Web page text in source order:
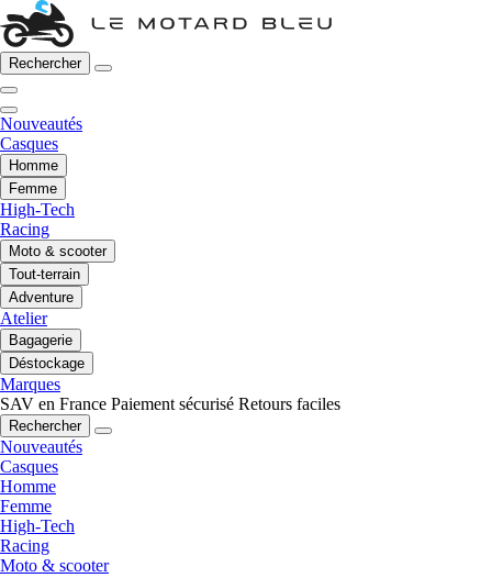
Rechercher
Nouveautés
Casques
Homme
Femme
High-Tech
Racing
Moto & scooter
Tout-terrain
Adventure
Atelier
Bagagerie
Déstockage
Marques
SAV en France Paiement sécurisé Retours faciles
Rechercher
Nouveautés
Casques
Homme
Femme
High-Tech
Racing
Moto & scooter